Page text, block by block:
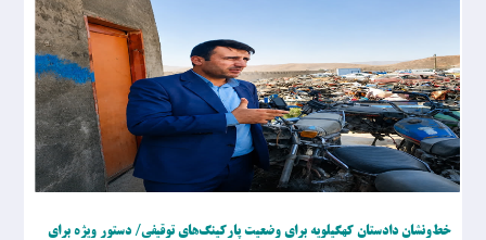
خط‌ونشان دادستان کهگیلویه برای وضعیت پارکینگ‌های توقیفی/ دستور ویژه برای